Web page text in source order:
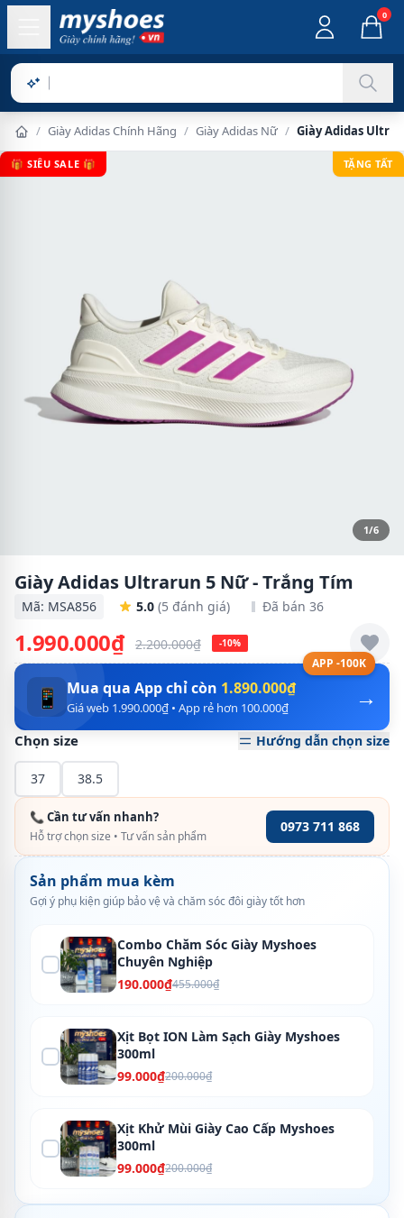
0
Sản phẩ
/ Giày Adidas Chính Hãng / Giày Adidas Nữ / Giày Adidas
🎁 SIÊU SALE 🎁 TẶNG TẤT
1/6
Giày Adidas Ultrarun 5 Nữ - Trắng Tím
Mã: MSA856 5.0 (5 đánh giá) Đã bán 36
1.990.000₫ 2.200.000₫ -10%
APP -100K
→
📱 Mua qua App chỉ còn 1.890.000₫
Giá web 1.990.000₫ • App rẻ hơn 100.000₫
Chọn size Hướng dẫn chọn size
37 38.5
📞 Cần tư vấn nhanh?
Hỗ trợ chọn size • Tư vấn sản phẩm
0973 711 868
Sản phẩm mua kèm
Gợi ý phụ kiện giúp bảo vệ và chăm sóc đôi giày tốt hơn
Combo Chăm Sóc Giày Myshoes
Chuyên Nghiệp
190.000₫455.000₫
Xịt Bọt ION Làm Sạch Giày Myshoes
300ml
99.000₫200.000₫
Xịt Khử Mùi Giày Cao Cấp Myshoes
300ml
99.000₫200.000₫